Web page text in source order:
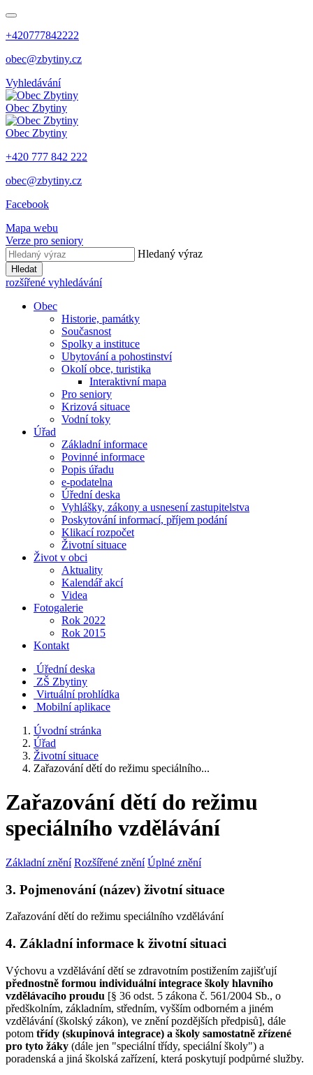
+420777842222
obec@zbytiny.cz
Vyhledávání
Obec Zbytiny
Obec Zbytiny
+420 777 842 222
obec@zbytiny.cz
Facebook
Mapa webu
Verze pro seniory
Hledaný výraz
Hledat
rozšířené vyhledávání
Obec
Historie, památky
Současnost
Spolky a instituce
Ubytování a pohostinství
Okolí obce, turistika
Interaktivní mapa
Pro seniory
Krizová situace
Vodní toky
Úřad
Základní informace
Povinné informace
Popis úřadu
e-podatelna
Úřední deska
Vyhlášky, zákony a usnesení zastupitelstva
Poskytování informací, příjem podání
Klikací rozpočet
Životní situace
Život v obci
Aktuality
Kalendář akcí
Videa
Fotogalerie
Rok 2022
Rok 2015
Kontakt
Úřední deska
ZŠ Zbytiny
Virtuální prohlídka
Mobilní aplikace
Úvodní stránka
Úřad
Životní situace
Zařazování dětí do režimu speciálního...
Zařazování dětí do režimu
speciálního vzdělávání
Základní znění Rozšířené znění Úplné znění
3. Pojmenování (název) životní situace
Zařazování dětí do režimu speciálního vzdělávání
4. Základní informace k životní situaci
Výchovu a vzdělávání dětí se zdravotním postižením zajišťují
přednostně formou individuální integrace školy hlavního
vzdělávacího proudu [§ 36 odst. 5 zákona č. 561/2004 Sb., o
předškolním, základním, středním, vyšším odborném a jiném
vzdělávání (školský zákon), ve znění pozdějších předpisů], dále
potom třídy (skupinová integrace) a školy samostatně zřízené
pro tyto žáky (dále jen "speciální třídy, speciální školy") a
poradenská a jiná školská zařízení, která poskytují podpůrné služby.